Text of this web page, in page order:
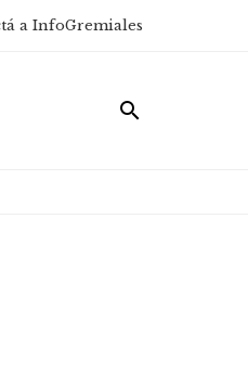
a InfoGremiales